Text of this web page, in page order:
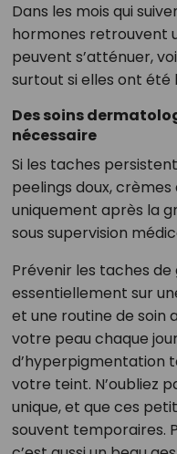
Dans les mois qui
hormones retrouvent
peuvent s’atténuer,
surtout si elles ont été
Des soins
nécessaire
Si les taches
peelings doux,
uniquement après la
sous supervision
Prévenir les taches
essentiellement sur
et une routine de soin
votre peau chaque
d’hyperpigmentation
votre teint. N’oubliez
unique, et que ces
souvent temporaires.